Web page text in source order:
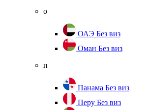
о
ОАЭ Без виз
Оман Без виз
п
Панама Без виз
Перу Без виз